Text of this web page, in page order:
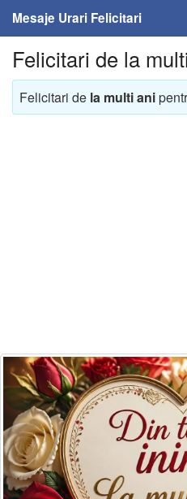
Mesaje Urari Felicitari
Home
Mesaje
Felicitari zile saptamana
Felicitari muzicale
Felicitari muzicale
Felicitari animate
Felicitari de la
Felicitari de la multi ani